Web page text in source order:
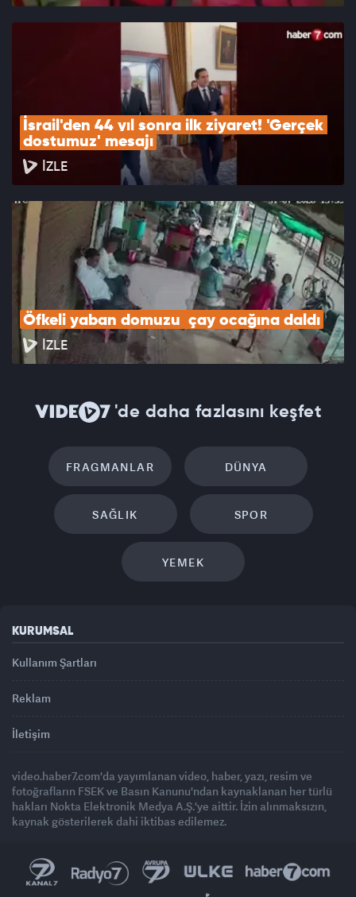
İsrail'den 44 yıl sonra ilk ziyaret! 'Gerçek
dostumuz' mesajı
İZLE
Öfkeli yaban domuzu  çay ocağına daldı
İZLE
'de daha fazlasını keşfet
FRAGMANLAR DÜNYA
SAĞLIK SPOR
YEMEK
KURUMSAL
Kullanım Şartları
Reklam
İletişim
video.haber7.com'da yayımlanan video, haber, yazı, resim ve
fotoğrafların FSEK ve Basın Kanunu'ndan kaynaklanan her türlü
hakları Nokta Elektronik Medya A.Ş.'ye aittir. İzin alınmaksızın,
kaynak gösterilerek dahi iktibas edilemez.